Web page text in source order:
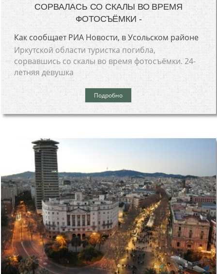
СОРВАЛАСЬ СО СКАЛЫ ВО ВРЕМЯ
ФОТОСЪЁМКИ -
Как сообщает РИА Новости, в Усольском районе
Иркутской области туристка погибла,
сорвавшись со скалы во время фотосъёмки. 24-
летняя девушка
Подробно